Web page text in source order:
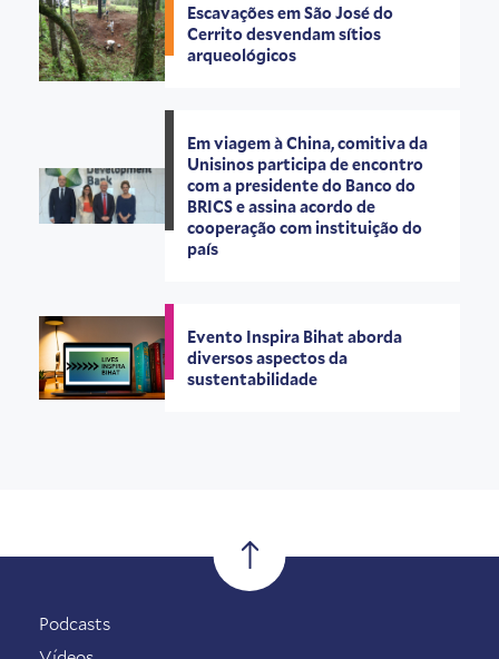
Escavações em São José do
Cerrito desvendam sítios
arqueológicos
Em viagem à China, comitiva da
Unisinos participa de encontro
com a presidente do Banco do
BRICS e assina acordo de
cooperação com instituição do
país
Evento Inspira Bihat aborda
diversos aspectos da
sustentabilidade
Podcasts